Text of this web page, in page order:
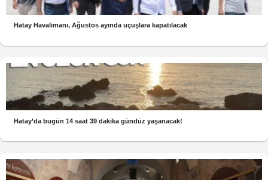
Hatay Havalimanı, Ağustos ayında uçuşlara kapatılacak
Hatay’da bugün 14 saat 39 dakika gündüz yaşanacak!